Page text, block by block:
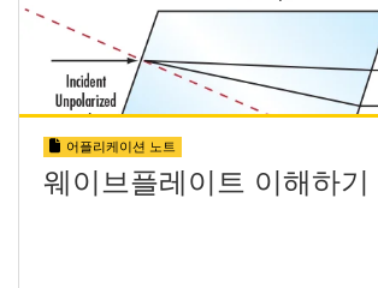
어플리케이션 노트
웨이브플레이트 이해하기